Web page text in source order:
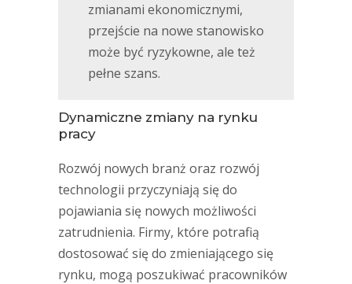
zmianami ekonomicznymi,
przejście na nowe stanowisko
może być ryzykowne, ale też
pełne szans.
Dynamiczne zmiany na rynku
pracy
Rozwój nowych branż oraz rozwój
technologii przyczyniają się do
pojawiania się nowych możliwości
zatrudnienia. Firmy, które potrafią
dostosować się do zmieniającego się
rynku, mogą poszukiwać pracowników